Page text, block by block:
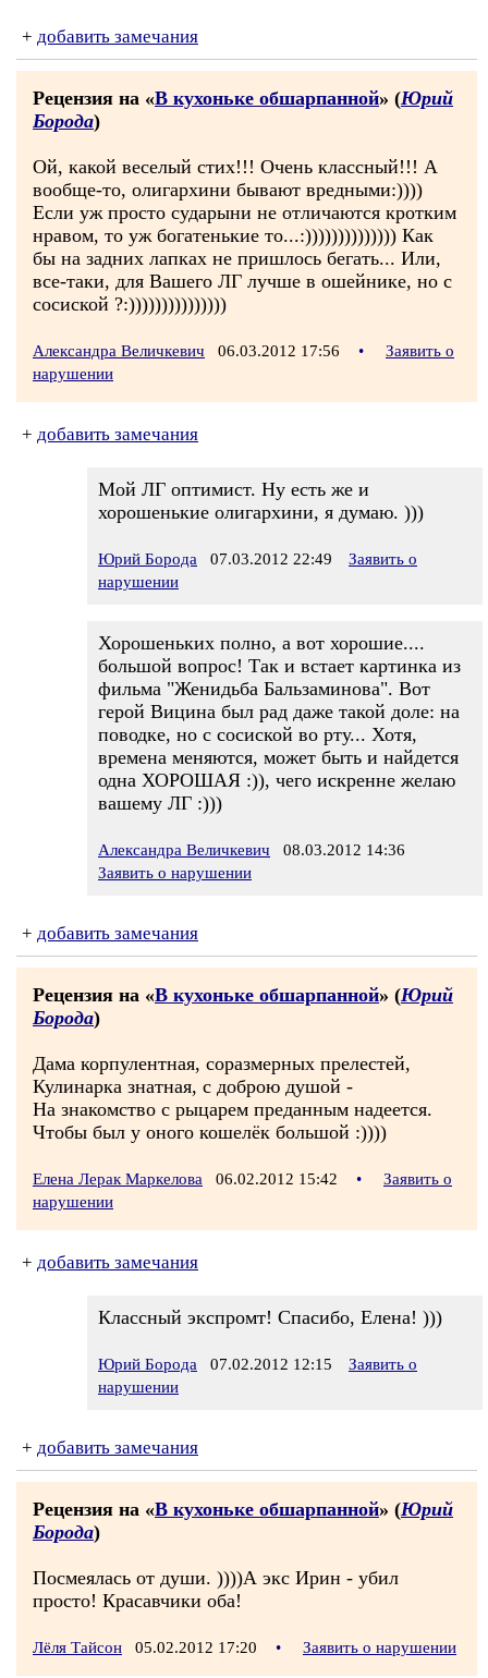
+ добавить замечания
Рецензия на «В кухоньке обшарпанной» (Юрий
Борода)
Ой, какой веселый стих!!! Очень классный!!! А
вообще-то, олигархини бывают вредными:))))
Если уж просто сударыни не отличаются кротким
нравом, то уж богатенькие то...:)))))))))))))) Как
бы на задних лапках не пришлось бегать... Или,
все-таки, для Вашего ЛГ лучше в ошейнике, но с
сосиской ?:)))))))))))))))
Александра Величкевич 06.03.2012 17:56 •
Заявить о
нарушении
+ добавить замечания
Мой ЛГ оптимист. Ну есть же и
хорошенькие олигархини, я думаю. )))
Юрий Борода 07.03.2012 22:49
Заявить о
нарушении
Хорошеньких полно, а вот хорошие....
большой вопрос! Так и встает картинка из
фильма "Женидьба Бальзаминова". Вот
герой Вицина был рад даже такой доле: на
поводке, но с сосиской во рту... Хотя,
времена меняются, может быть и найдется
одна ХОРОШАЯ :)), чего искренне желаю
вашему ЛГ :)))
Александра Величкевич 08.03.2012 14:36
Заявить о нарушении
+ добавить замечания
Рецензия на «В кухоньке обшарпанной» (Юрий
Борода)
Дама корпулентная, соразмерных прелестей,
Кулинарка знатная, с доброю душой -
На знакомство с рыцарем преданным надеется.
Чтобы был у оного кошелёк большой :))))
Елена Лерак Маркелова 06.02.2012 15:42 •
Заявить о
нарушении
+ добавить замечания
Классный экспромт! Спасибо, Елена! )))
Юрий Борода 07.02.2012 12:15
Заявить о
нарушении
+ добавить замечания
Рецензия на «В кухоньке обшарпанной» (Юрий
Борода)
Посмеялась от души. ))))А экс Ирин - убил
просто! Красавчики оба!
Лёля Тайсон 05.02.2012 17:20 • Заявить о нарушении